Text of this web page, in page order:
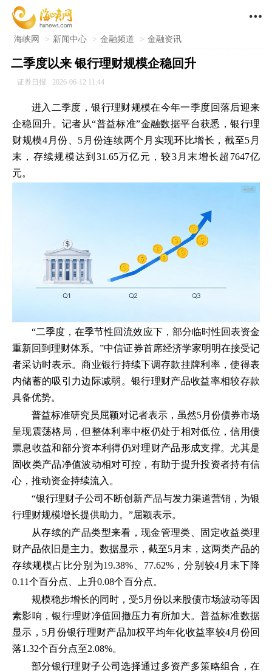

海峡网 > 新闻中心 > 金融频道 > 金融资讯
二季度以来 银行理财规模企稳回升
证券日报 2026-06-12 11:44
进入二季度，银行理财规模在今年一季度回落后迎来
企稳回升。记者从“普益标准”金融数据平台获悉，银行理
财规模4月份、5月份连续两个月实现环比增长，截至5月
末，存续规模达到31.65万亿元，较3月末增长超7647亿
元。
“二季度，在季节性回流效应下，部分临时性回表资金
重新回到理财体系。”中信证券首席经济学家明明在接受记
者采访时表示。商业银行持续下调存款挂牌利率，使得表
内储蓄的吸引力边际减弱。银行理财产品收益率相较存款
具备优势。
普益标准研究员屈颖对记者表示，虽然5月份债券市场
呈现震荡格局，但整体利率中枢仍处于相对低位，信用债
票息收益和部分资本利得仍对理财产品形成支撑。尤其是
固收类产品净值波动相对可控，有助于提升投资者持有信
心，推动资金持续流入。
“银行理财子公司不断创新产品与发力渠道营销，为银
行理财规模增长提供助力。”屈颖表示。
从存续的产品类型来看，现金管理类、固定收益类理
财产品依旧是主力。数据显示，截至5月末，这两类产品的
存续规模占比分别为19.38%、77.62%，分别较4月末下降
0.11个百分点、上升0.08个百分点。
规模稳步增长的同时，受5月份以来股债市场波动等因
素影响，银行理财净值回撤压力有所加大。普益标准数据
显示，5月份银行理财产品加权平均年化收益率较4月份回
落1.32个百分点至2.08%。
部分银行理财子公司选择通过多资产多策略组合，在